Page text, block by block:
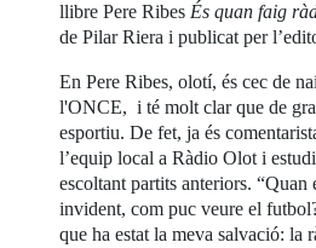
llibre Pere Ribes És quan faig
de Pilar Riera i publicat per
En Pere Ribes, olotí, és cec de
l'ONCE, i té molt clar que de
esportiu. De fet, ja és
l’equip local a Ràdio Olot i
escoltant partits anteriors. “Quan
invident, com puc veure el
que ha estat la meva salvació: la